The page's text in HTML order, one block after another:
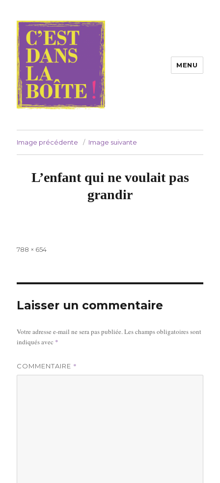
MENU
Image précédente Image suivante
L’enfant qui ne voulait pas
grandir
Taille
788 × 654
Laisser un commentaire
Votre adresse e-mail ne sera pas publiée.Les champs obligatoires sont
indiqués avec *
COMMENTAIRE *